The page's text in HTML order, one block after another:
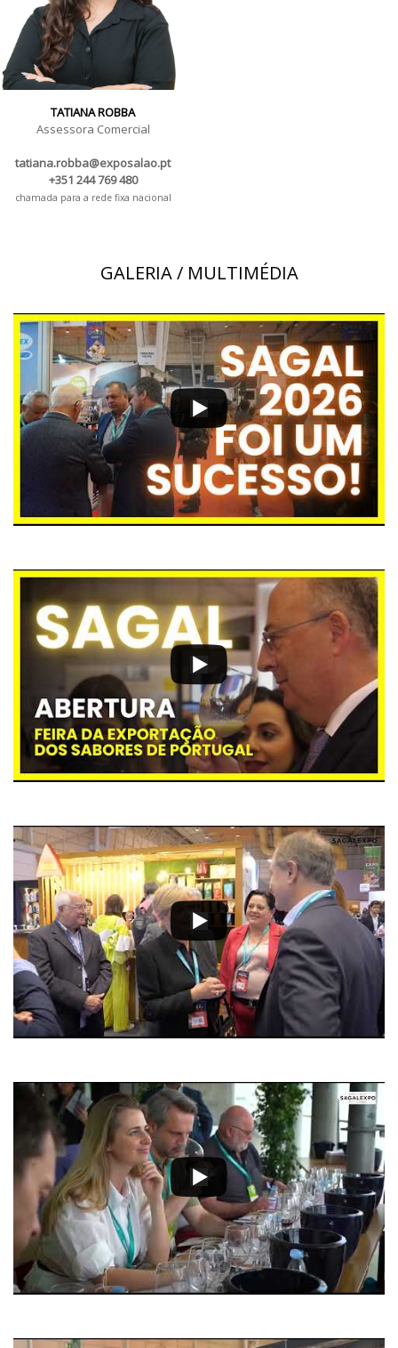
TATIANA ROBBA
Assessora Comercial
tatiana.robba@exposalao.pt
+351 244 769 480
chamada para a rede fixa nacional
GALERIA / MULTIMÉDIA